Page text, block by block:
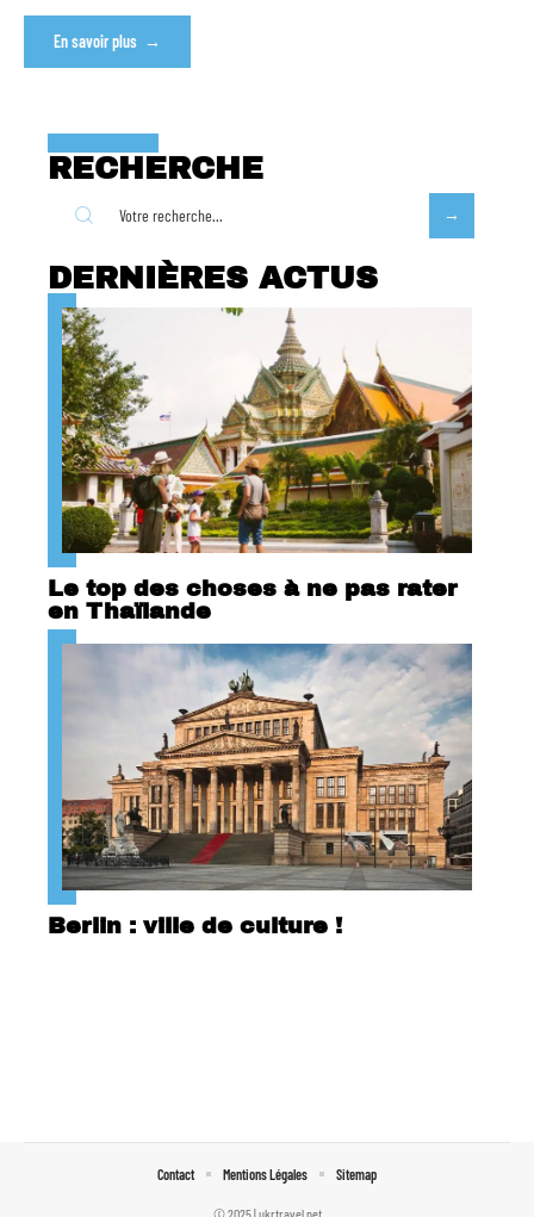
En savoir plus
RECHERCHE
DERNIÈRES ACTUS
Le top des choses à ne pas rater
en Thaïlande
Berlin : ville de culture !
Contact Mentions Légales Sitemap